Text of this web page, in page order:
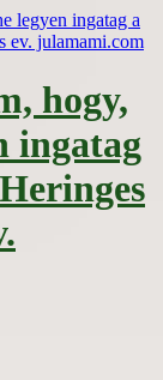
hogy,
ingatag